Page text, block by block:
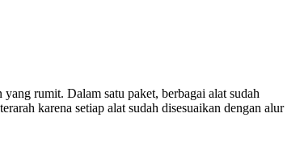
rumit. Dalam satu paket, berbagai alat sudah
karena setiap alat sudah disesuaikan dengan alur